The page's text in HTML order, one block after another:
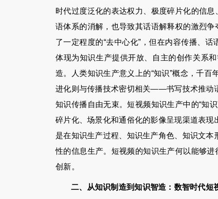
时代过度泛化的表达权力、极度碎片化的信
语体系的消解，也导致其话语解释权的激烈
了一定程度的“去中心化”，但在内容传播、
体现为知识生产提供开放、自主的创作关系
造。人类知识生产意义上的“知识”概念，千
进化则与传播技术密切相关——书写技术推动
知识传播自由无束。短视频知识生产中的“知
碎片化、场景化和通俗化的影像呈现渠道表
是在知识生产过程、知识生产角色、知识文
性的信息生产。短视频的知识生产何以能够
创新。
二、从知识制造到知识智造：数智时代短